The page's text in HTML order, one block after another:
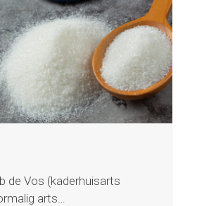
de Vos (kaderhuisarts
arts…